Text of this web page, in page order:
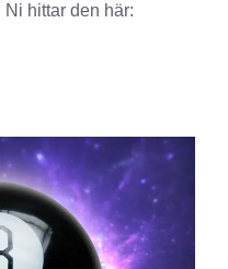
hittar den här: